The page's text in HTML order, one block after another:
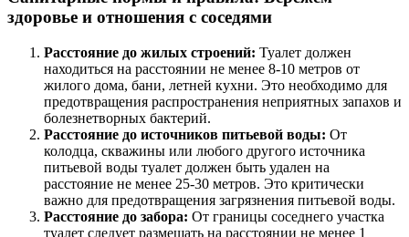
здоровье и отношения с соседями
Расстояние до жилых строений: Туалет должен
находиться на расстоянии не менее 8-10 метров от
жилого дома, бани, летней кухни. Это необходимо для
предотвращения распространения неприятных запахов и
болезнетворных бактерий.
Расстояние до источников питьевой воды: От
колодца, скважины или любого другого источника
питьевой воды туалет должен быть удален на
расстояние не менее 25-30 метров. Это критически
важно для предотвращения загрязнения питьевой воды.
Расстояние до забора: От границы соседнего участка
туалет следует размещать на расстоянии не менее 1